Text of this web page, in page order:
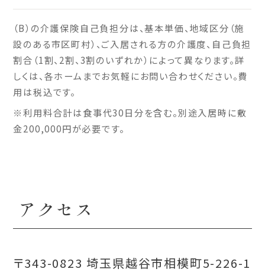
（B）の介護保険自己負担分は、基本単価、地域区分（施
設のある市区町村）、ご入居される方の介護度、自己負担
割合（1割、2割、3割のいずれか）によって異なります。詳
しくは、各ホームまでお気軽にお問い合わせください。費
用は税込です。
※利用料合計は食事代30日分を含む。別途入居時に敷
金200,000円が必要です。
アクセス
〒343-0823 埼玉県越谷市相模町5-226-1